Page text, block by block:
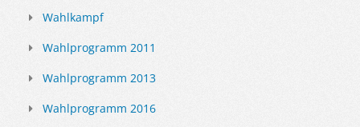
Wahlkampf
Wahlprogramm 2011
Wahlprogramm 2013
Wahlprogramm 2016